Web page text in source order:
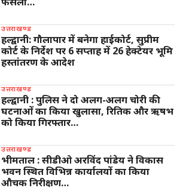
उत्तराखण्ड
हल्द्वानी: गौलापार में बनेगा हाईकोर्ट, सुप्रीम
कोर्ट के निर्देश पर 6 सप्ताह में 26 हेक्टेयर भूमि
हस्तांतरण के आदेश
उत्तराखण्ड
हल्द्वानी : पुलिस ने दो अलग-अलग चोरी की
घटनाओं का किया खुलासा, रितिक और ऋषभ
को किया गिरफ्तार…
उत्तराखण्ड
भीमताल : सीडीओ अरविंद पांडेय ने विकास
भवन स्थित विभिन्न कार्यालयों का किया
औचक निरीक्षण…